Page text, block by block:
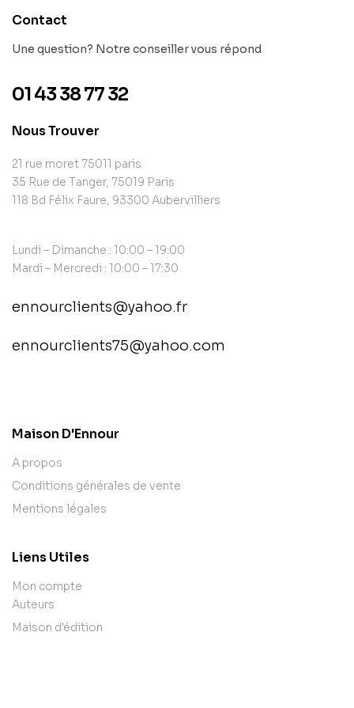
Contact
Une question? Notre conseiller vous répond
01 43 38 77 32
Nous Trouver
21 rue moret 75011 paris
35 Rue de Tanger, 75019 Paris
118 Bd Félix Faure, 93300 Aubervilliers
Lundi – Dimanche : 10:00 – 19:00
Mardi – Mercredi : 10:00 – 17:30
ennourclients@yahoo.fr
ennourclients75@yahoo.com
Maison D'Ennour
A propos
Conditions générales de vente
Mentions légales
Liens Utiles
Mon compte
Auteurs
Maison d'édition